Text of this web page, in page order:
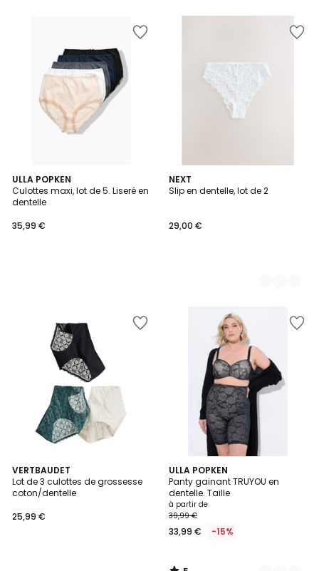
ULLA POPKEN
Culottes maxi, lot de 5. Liseré en
dentelle
35,99 €
NEXT
Slip en dentelle, lot de 2
29,00 €
4
Couleurs
VERTBAUDET
Lot de 3 culottes de grossesse
coton/dentelle
25,99 €
ULLA POPKEN
Panty gainant TRUYOU en
dentelle. Taille
à partir de
39,99 €
33,99 € -15%
5
/
5
2
Couleurs